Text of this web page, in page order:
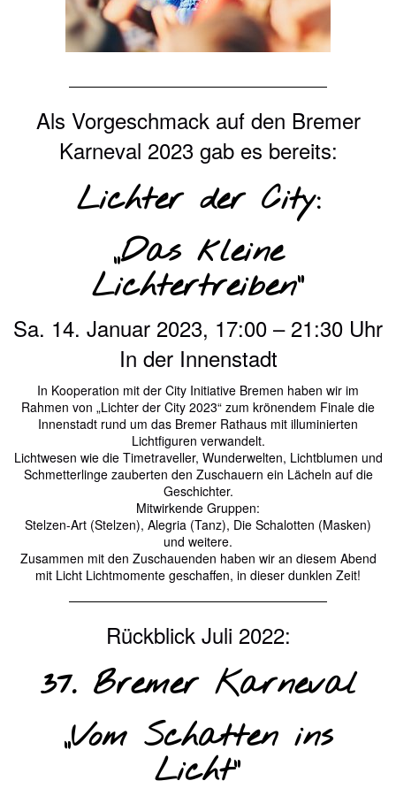
Als Vorgeschmack auf den Bremer
Karneval 2023 gab es bereits:
Lichter der City:
„Das kleine
Lichtertreiben“
Sa. 14. Januar 2023, 17:00 – 21:30 Uhr
In der Innenstadt
In Kooperation mit der City Initiative Bremen haben wir im
Rahmen von „Lichter der City 2023“ zum krönendem Finale die
Innenstadt rund um das Bremer Rathaus mit illuminierten
Lichtfiguren verwandelt.
Lichtwesen wie die Timetraveller, Wunderwelten, Lichtblumen und
Schmetterlinge zauberten den Zuschauern ein Lächeln auf die
Geschichter.
Mitwirkende Gruppen:
Stelzen-Art (Stelzen), Alegria (Tanz), Die Schalotten (Masken)
und weitere.
Zusammen mit den Zuschauenden haben wir an diesem Abend
mit Licht Lichtmomente geschaffen, in dieser dunklen Zeit!
Rückblick Juli 2022:
37. Bremer Karneval
„Vom Schatten ins
Licht“